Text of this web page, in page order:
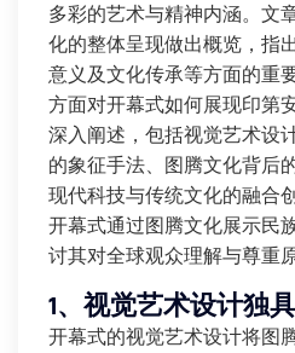
多彩的艺术与精神内涵。文
化的整体呈现做出概览，指
意义及文化传承等方面的重
方面对开幕式如何展现印第
深入阐述，包括视觉艺术设
的象征手法、图腾文化背后
现代科技与传统文化的融合
开幕式通过图腾文化展示民
讨其对全球观众理解与尊重
1、视觉艺术设计独
开幕式的视觉艺术设计将图